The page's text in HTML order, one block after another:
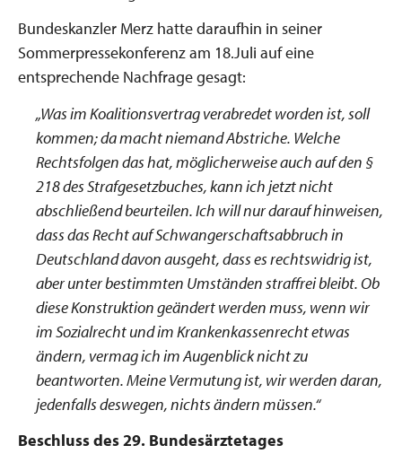
Bundeskanzler Merz hatte daraufhin in seiner
Sommerpressekonferenz am 18.Juli auf eine
entsprechende Nachfrage gesagt:
„Was im Koalitionsvertrag verabredet worden ist, soll
kommen; da macht niemand Abstriche. Welche
Rechtsfolgen das hat, möglicherweise auch auf den §
218 des Strafgesetzbuches, kann ich jetzt nicht
abschließend beurteilen. Ich will nur darauf hinweisen,
dass das Recht auf Schwangerschaftsabbruch in
Deutschland davon ausgeht, dass es rechtswidrig ist,
aber unter bestimmten Umständen straffrei bleibt. Ob
diese Konstruktion geändert werden muss, wenn wir
im Sozialrecht und im Krankenkassenrecht etwas
ändern, vermag ich im Augenblick nicht zu
beantworten. Meine Vermutung ist, wir werden daran,
jedenfalls deswegen, nichts ändern müssen.“
Beschluss des 29. Bundesärztetages